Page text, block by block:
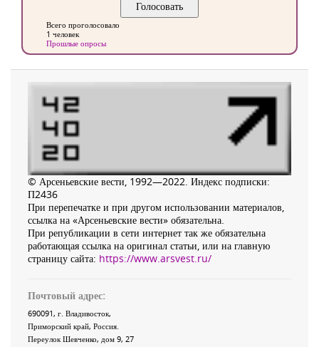
Всего проголосовало
1 человек
Прошлые опросы
© Арсеньевские вести, 1992—2022. Индекс подписки:
П2436
При перепечатке и при другом использовании материалов,
ссылка на «Арсеньевские вести» обязательна.
При републикации в сети интернет так же обязательна
работающая ссылка на оригинал статьи, или на главную
страницу сайта: https://www.arsvest.ru/
Почтовый адрес:
690091, г. Владивосток,
Приморский край, Россия
Переулок Шевченко, дом 9, 27